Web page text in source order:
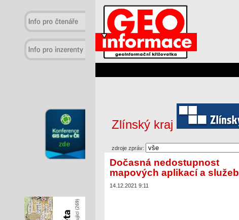
Zlínský kraj
zdroje zpráv:
Dočasná nedostupnost
mapových aplikací a služeb
14.12.2021 9:11